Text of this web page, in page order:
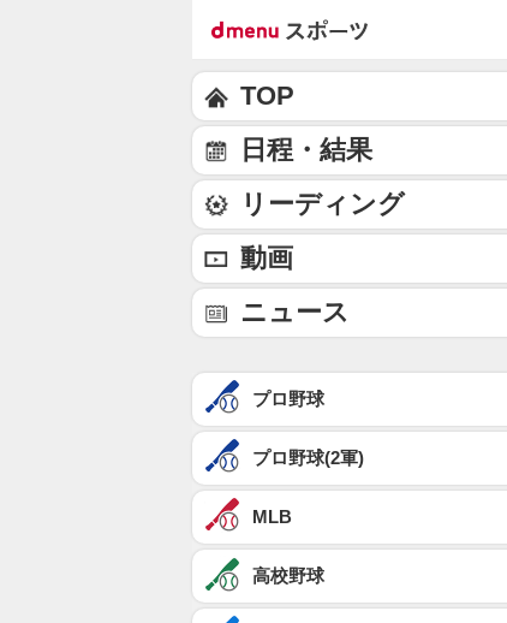
TOP
日程・結果
リーディング
動画
ニュース
プロ野球
プロ野球(2軍)
MLB
高校野球